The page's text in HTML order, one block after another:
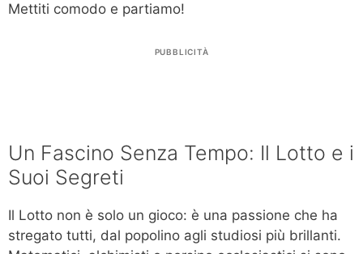
Mettiti comodo e partiamo!
PUBBLICITÀ
Un Fascino Senza Tempo: Il Lotto e i
Suoi Segreti
Il Lotto non è solo un gioco: è una passione che ha
stregato tutti, dal popolino agli studiosi più brillanti.